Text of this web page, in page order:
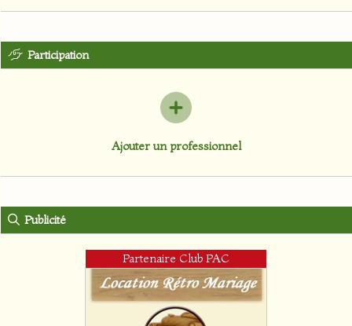
Participation
Ajouter un professionnel
Publicité
Partenaire Club PAC